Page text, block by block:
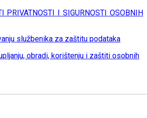
PRIVATNOSTI I SIGURNOSTI OSOBNIH
službenika za zaštitu podataka
obradi, korištenju i zaštiti osobnih